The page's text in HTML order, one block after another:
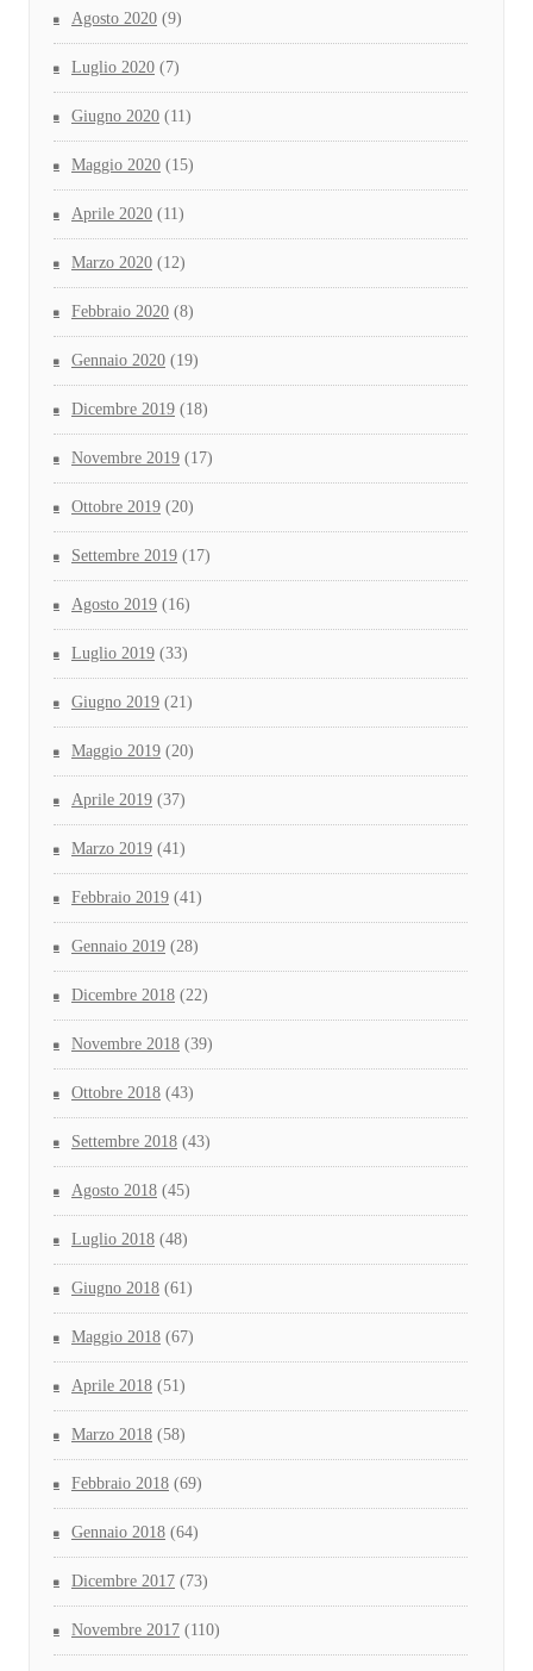
Agosto 2020 (9)
Luglio 2020 (7)
Giugno 2020 (11)
Maggio 2020 (15)
Aprile 2020 (11)
Marzo 2020 (12)
Febbraio 2020 (8)
Gennaio 2020 (19)
Dicembre 2019 (18)
Novembre 2019 (17)
Ottobre 2019 (20)
Settembre 2019 (17)
Agosto 2019 (16)
Luglio 2019 (33)
Giugno 2019 (21)
Maggio 2019 (20)
Aprile 2019 (37)
Marzo 2019 (41)
Febbraio 2019 (41)
Gennaio 2019 (28)
Dicembre 2018 (22)
Novembre 2018 (39)
Ottobre 2018 (43)
Settembre 2018 (43)
Agosto 2018 (45)
Luglio 2018 (48)
Giugno 2018 (61)
Maggio 2018 (67)
Aprile 2018 (51)
Marzo 2018 (58)
Febbraio 2018 (69)
Gennaio 2018 (64)
Dicembre 2017 (73)
Novembre 2017 (110)